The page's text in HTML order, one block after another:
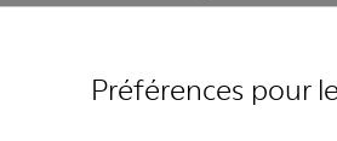
Préférences pour
Bottines Non Leather